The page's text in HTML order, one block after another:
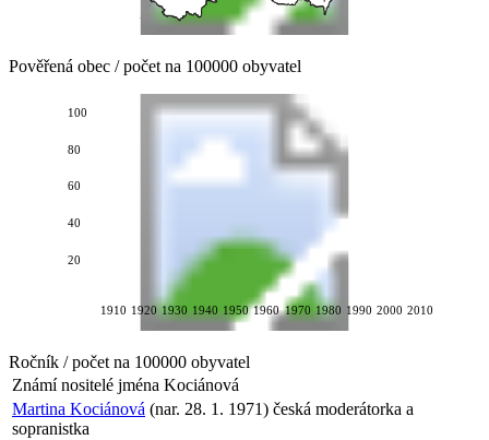
Pověřená obec / počet na 100000 obyvatel
1910 1920 1930 1940 1950 1960 1970 1980 1990 2000 2010
20
40
60
80
100
Ročník / počet na 100000 obyvatel
Známí nositelé jména Kociánová
Martina Kociánová (nar. 28. 1. 1971) česká moderátorka a
sopranistka